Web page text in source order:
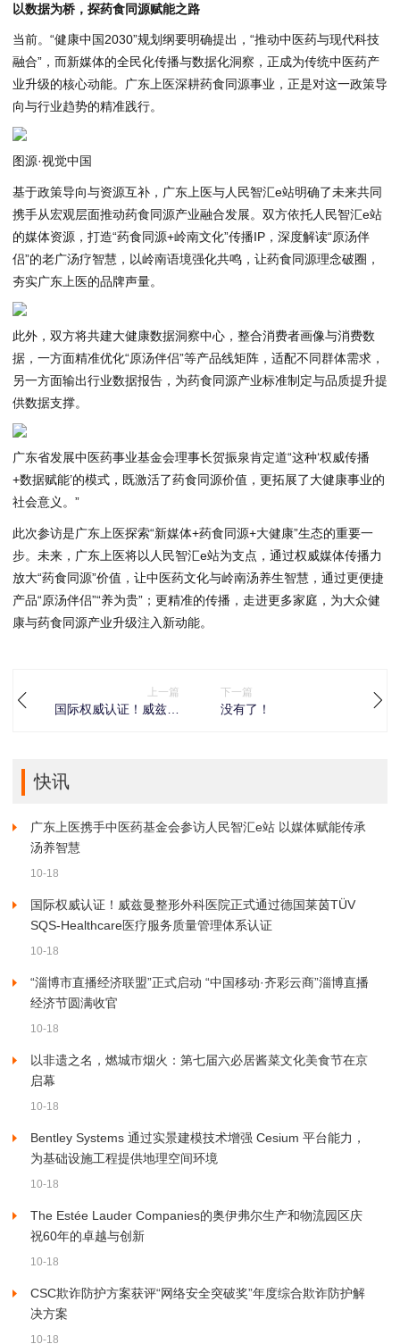
以数据为桥，探药食同源赋能之路
当前。“健康中国2030”规划纲要明确提出，“推动中医药与现代科技
融合”，而新媒体的全民化传播与数据化洞察，正成为传统中医药产
业升级的核心动能。广东上医深耕药食同源事业，正是对这一政策导
向与行业趋势的精准践行。
图源·视觉中国
基于政策导向与资源互补，广东上医与人民智汇e站明确了未来共同
携手从宏观层面推动药食同源产业融合发展。双方依托人民智汇e站
的媒体资源，打造“药食同源+岭南文化”传播IP，深度解读“原汤伴
侣”的老广汤疗智慧，以岭南语境强化共鸣，让药食同源理念破圈，
夯实广东上医的品牌声量。
此外，双方将共建大健康数据洞察中心，整合消费者画像与消费数
据，一方面精准优化“原汤伴侣”等产品线矩阵，适配不同群体需求，
另一方面输出行业数据报告，为药食同源产业标准制定与品质提升提
供数据支撑。
广东省发展中医药事业基金会理事长贺振泉肯定道“这种‘权威传播
+数据赋能’的模式，既激活了药食同源价值，更拓展了大健康事业的
社会意义。”
此次参访是广东上医探索“新媒体+药食同源+大健康”生态的重要一
步。未来，广东上医将以人民智汇e站为支点，通过权威媒体传播力
放大“药食同源”价值，让中医药文化与岭南汤养生智慧，通过更便捷
产品“原汤伴侣”“养为贵”；更精准的传播，走进更多家庭，为大众健
康与药食同源产业升级注入新动能。
上一篇
国际权威认证！威兹曼
下一篇
没有了！
快讯
广东上医携手中医药基金会参访人民智汇e站 以媒体赋能传承
汤养智慧
10-18
国际权威认证！威兹曼整形外科医院正式通过德国莱茵TÜV
SQS-Healthcare医疗服务质量管理体系认证
10-18
“淄博市直播经济联盟”正式启动 “中国移动·齐彩云商”淄博直播
经济节圆满收官
10-18
以非遗之名，燃城市烟火：第七届六必居酱菜文化美食节在京
启幕
10-18
Bentley Systems 通过实景建模技术增强 Cesium 平台能力，
为基础设施工程提供地理空间环境
10-18
The Estée Lauder Companies的奥伊弗尔生产和物流园区庆
祝60年的卓越与创新
10-18
CSC欺诈防护方案获评“网络安全突破奖”年度综合欺诈防护解
决方案
10-18